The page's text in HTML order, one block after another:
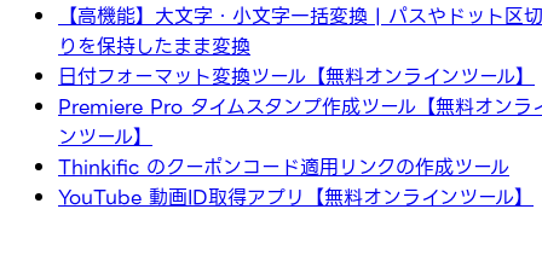
【高機能】大文字・小文字一括変換 | パスやドット区切
りを保持したまま変換
日付フォーマット変換ツール【無料オンラインツール】
Premiere Pro タイムスタンプ作成ツール【無料オンラ
ンツール】
Thinkific のクーポンコード適用リンクの作成ツール
YouTube 動画ID取得アプリ【無料オンラインツール】